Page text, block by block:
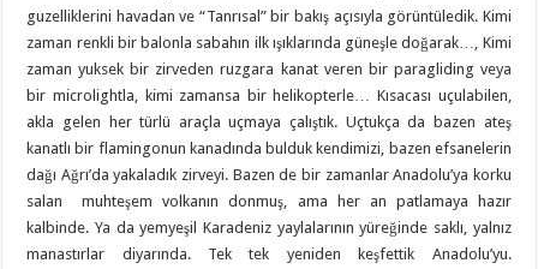
guzelliklerini havadan ve “Tanrısal” bir bakış açısıyla görüntüledik. Kimi
zaman renkli bir balonla sabahın ilk ışıklarında güneşle doğarak…, Kimi
zaman yuksek bir zirveden ruzgara kanat veren bir paragliding veya
bir microlightla, kimi zamansa bir helikopterle… Kısacası uçulabilen,
akla gelen her türlü araçla uçmaya çalıştık. Uçtukça da bazen ateş
kanatlı bir flamingonun kanadında bulduk kendimizi, bazen efsanelerin
dağı Ağrı’da yakaladık zirveyi. Bazen de bir zamanlar Anadolu’ya korku
salan muhteşem volkanın donmuş, ama her an patlamaya hazır
kalbinde. Ya da yemyeşil Karadeniz yaylalarının yüreğinde saklı, yalnız
manastırlar diyarında. Tek tek yeniden keşfettik Anadolu’yu.